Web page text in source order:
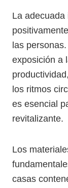
La
las
exposición a
los ritmos
es esencial
revitalizante.
Los
casas